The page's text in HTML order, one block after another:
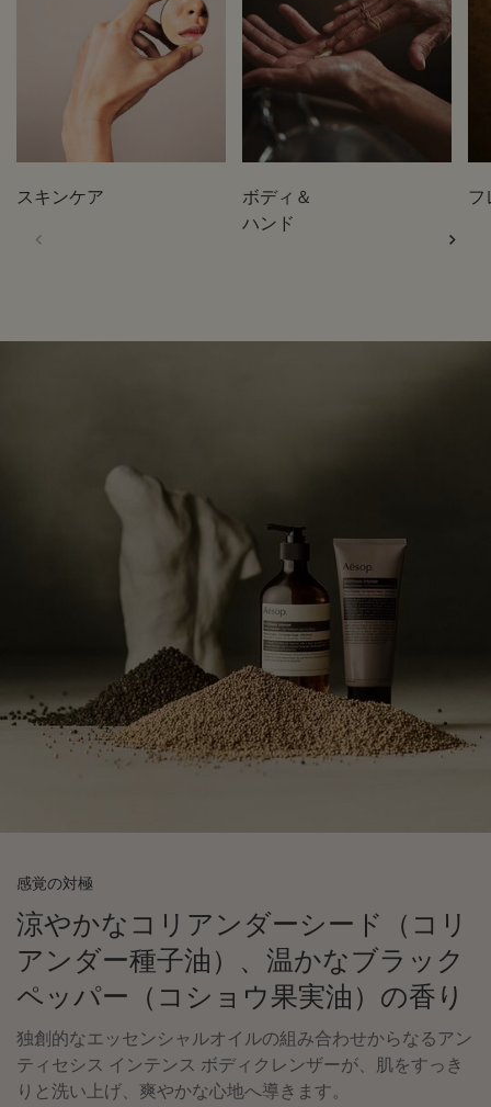
スキンケア
ボディ＆
ハンド
感覚の対極
涼やかなコリアンダーシード（コリ
アンダー種子油）、温かなブラック
ペッパー（コショウ果実油）の香り
独創的なエッセンシャルオイルの組み合わせからなるアン
ティセシス インテンス ボディクレンザーが、肌をすっき
りと洗い上げ、爽やかな心地へ導きます。